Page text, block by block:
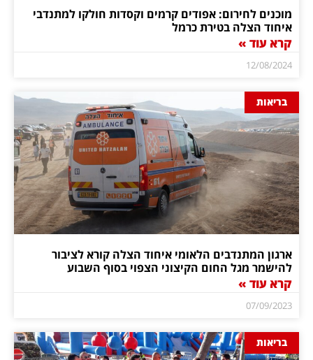
מוכנים לחירום: אפודים קרמים וקסדות חולקו למתנדבי
איחוד הצלה בטירת כרמל
קרא עוד »
12/08/2024
בריאות
ארגון המתנדבים הלאומי איחוד הצלה קורא לציבור
להישמר מגל החום הקיצוני הצפוי בסוף השבוע
קרא עוד »
07/09/2023
בריאות